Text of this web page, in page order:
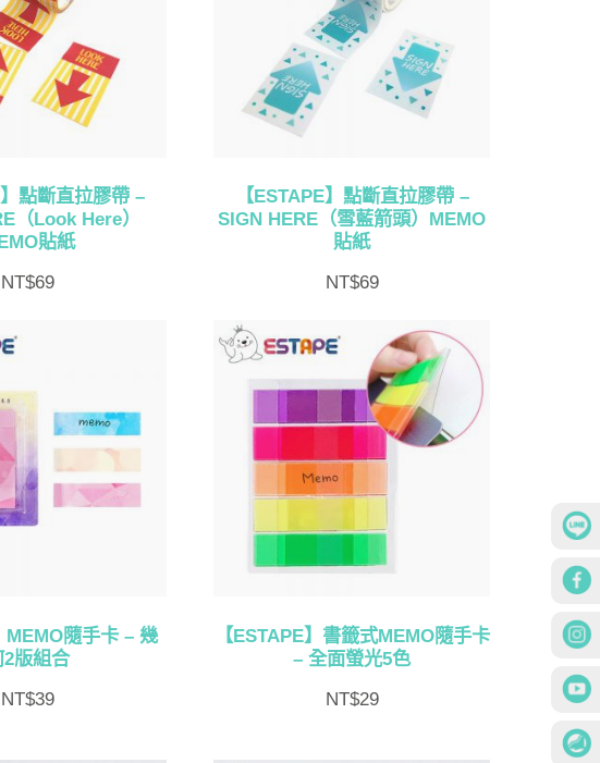
】點斷直拉膠帶 –
（Look Here）
貼紙
NT$69
【ESTAPE】點斷直拉膠帶 –
SIGN HERE（雪藍箭頭）MEMO
貼紙
NT$69
MEMO隨手卡 – 幾
2版組合
NT$39
【ESTAPE】書籤式MEMO隨手卡
– 全面螢光5色
NT$29